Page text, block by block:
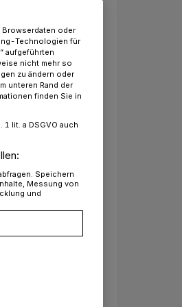
oder
Technologien für
aufgeführten
nicht mehr so
zu ändern oder
unteren Rand der
finden Sie in
lit. a DSGVO auch
Speichern
Messung von
und